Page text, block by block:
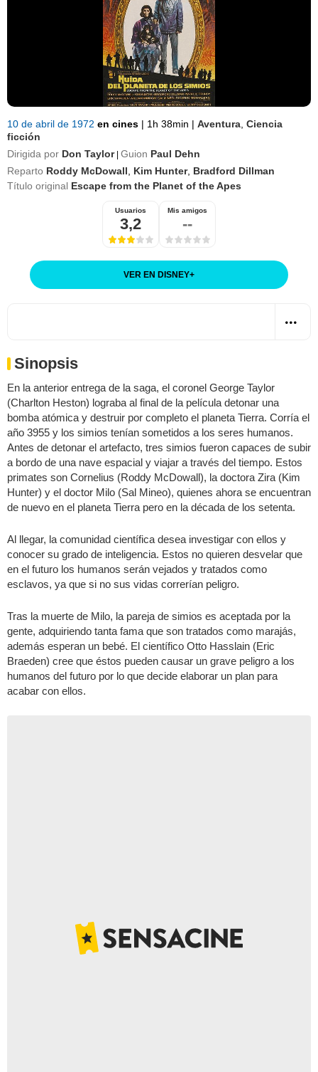
10 de abril de 1972 en cines | 1h 38min | Aventura Ciencia
ficción
Dirigida por Don Taylor Guion Paul Dehn
Reparto Roddy McDowall Kim Hunter, Bradford Dillman
Título original Escape from the Planet of the Apes
Usuarios
3,2
Mis amigos
--
VER EN DISNEY+
Sinopsis
En la anterior entrega de la saga, el coronel George Taylor
(Charlton Heston) lograba al final de la película detonar una
bomba atómica y destruir por completo el planeta Tierra. Corría el
año 3955 y los simios tenían sometidos a los seres humanos.
Antes de detonar el artefacto, tres simios fueron capaces de subir
a bordo de una nave espacial y viajar a través del tiempo. Estos
primates son Cornelius (Roddy McDowall), la doctora Zira (Kim
Hunter) y el doctor Milo (Sal Mineo), quienes ahora se encuentran
de nuevo en el planeta Tierra pero en la década de los setenta.
Al llegar, la comunidad científica desea investigar con ellos y
conocer su grado de inteligencia. Estos no quieren desvelar que
en el futuro los humanos serán vejados y tratados como
esclavos, ya que si no sus vidas correrían peligro.
Tras la muerte de Milo, la pareja de simios es aceptada por la
gente, adquiriendo tanta fama que son tratados como marajás,
además esperan un bebé. El científico Otto Hasslain (Eric
Braeden) cree que éstos pueden causar un grave peligro a los
humanos del futuro por lo que decide elaborar un plan para
acabar con ellos.